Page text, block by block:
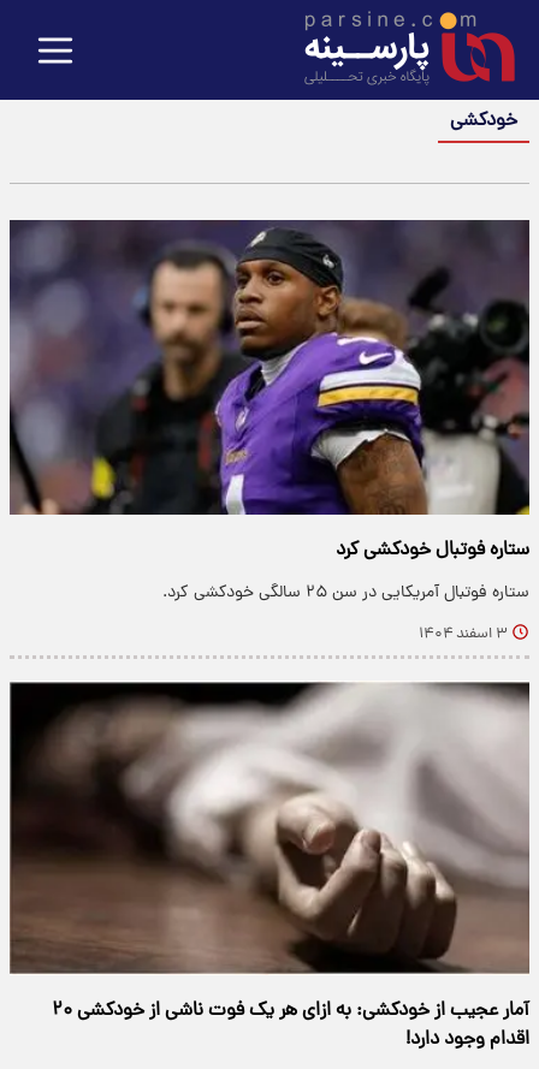
خودکشی
ستاره فوتبال خودکشی کرد
ستاره فوتبال آمریکایی در سن ۲۵ سالگی خودکشی کرد.
۳ اسفند ۱۴۰۴
آمار عجیب از خودکشی: به ازای هر یک فوت ناشی از خودکشی ۲۰
اقدام وجود دارد!